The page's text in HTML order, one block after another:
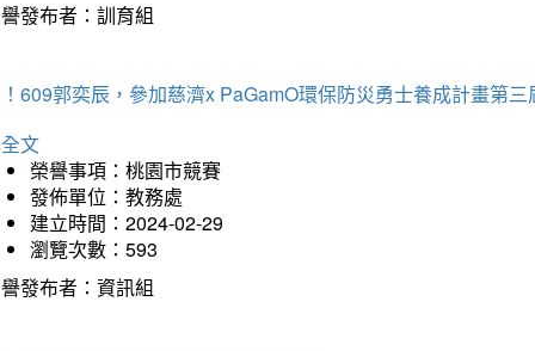
發布者：訓育組
609郭奕辰，參加慈濟x PaGamO環保防災勇士養成計畫第
文
榮譽事項：桃園市競賽
發佈單位：教務處
建立時間：2024-02-29
瀏覽次數：593
發布者：資訊組